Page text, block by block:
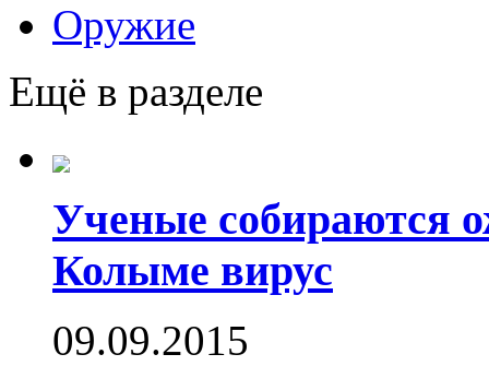
Оружие
Ещё в разделе
Ученые собираются
Колыме вирус
09.09.2015